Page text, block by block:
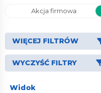
Akcja firmowa
WIĘCEJ FILTRÓW
WYCZYŚĆ FILTRY
Widok